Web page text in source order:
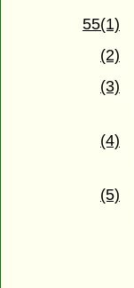
55(1)
(2)
(3)
(4)
(5)